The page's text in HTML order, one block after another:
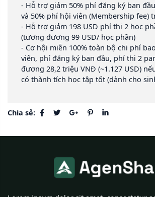
- Hỗ trợ giảm 50% phí đăng ký ban
và 50% phí hội viên (Membership fee)
- Hỗ trợ giảm 198 USD phí thi 2 học
(tương đương 99 USD/ học phần)
- Cơ hội miễn 100% toàn bộ chi phí
viên, phí đăng ký ban đầu, phí thi 2
đương 28,2 triệu VNĐ (~1.127 USD)
có thành tích học tập tốt (dành cho
Chia sẻ: